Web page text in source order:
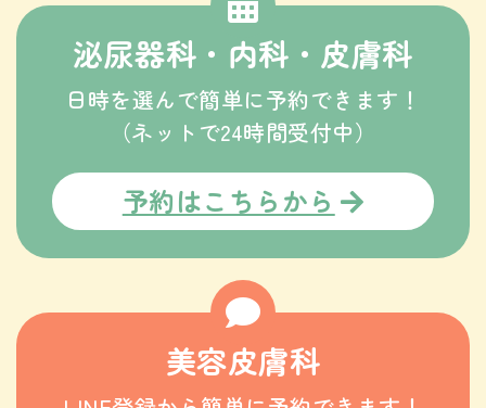
泌尿器科・内科・皮膚科
日時を選んで簡単に予約できます！
（ネットで24時間受付中）
予約はこちらから
美容皮膚科